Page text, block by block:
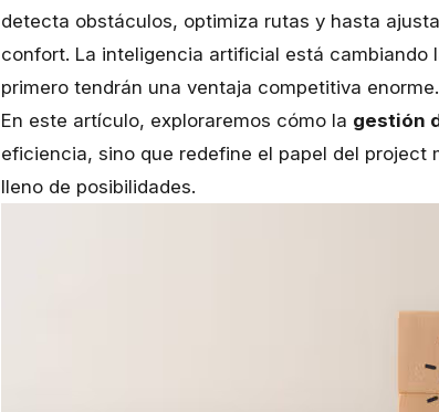
detecta obstáculos, optimiza rutas y hasta
confort. La inteligencia artificial está cambiando
primero tendrán una ventaja competitiva enorme.
En este artículo, exploraremos cómo la gestión
eficiencia, sino que redefine el papel del project
lleno de posibilidades.